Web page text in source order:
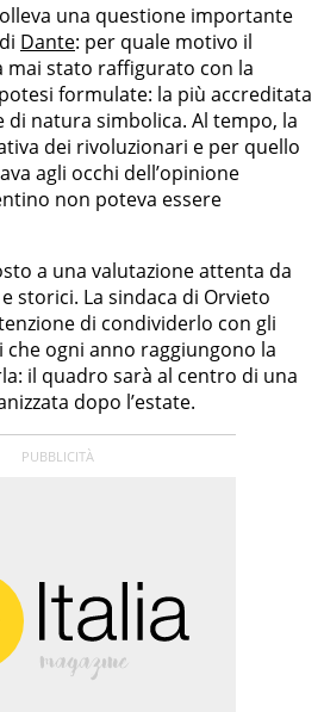
una questione importante
Dante: per quale motivo il
stato raffigurato con la
formulate: la più accreditata
natura simbolica. Al tempo, la
dei rivoluzionari e per quello
agli occhi dell’opinione
non poteva essere
a una valutazione attenta da
storici. La sindaca di Orvieto
di condividerlo con gli
ogni anno raggiungono la
il quadro sarà al centro di una
dopo l’estate.